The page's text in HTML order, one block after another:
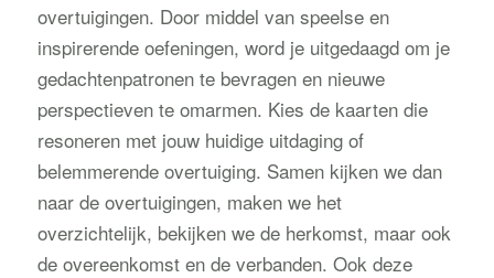
overtuigingen. Door middel van speelse en
inspirerende oefeningen, word je uitgedaagd om je
gedachtenpatronen te bevragen en nieuwe
perspectieven te omarmen. Kies de kaarten die
resoneren met jouw huidige uitdaging of
belemmerende overtuiging. Samen kijken we dan
naar de overtuigingen, maken we het
overzichtelijk, bekijken we de herkomst, maar ook
de overeenkomst en de verbanden. Ook deze